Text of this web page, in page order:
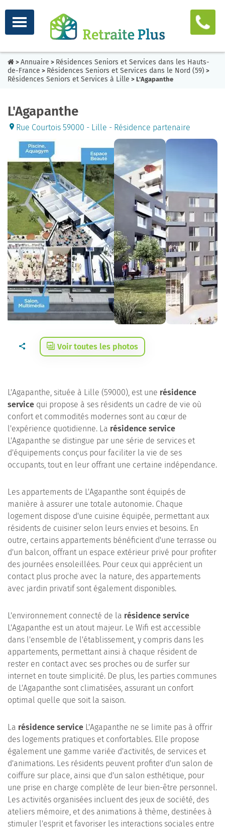
> Annuaire > Résidences Seniors et Services dans les Hauts-
de-France > Résidences Seniors et Services dans le Nord (59) >
Résidences Seniors et Services à Lille > L'Agapanthe
L'Agapanthe
Rue Courtois 59000 - Lille - Résidence partenaire
Voir toutes les photos
L'Agapanthe, située à Lille (59000), est une résidence
service qui propose à ses résidents un cadre de vie où
confort et commodités modernes sont au cœur de
l'expérience quotidienne. La résidence service
L'Agapanthe se distingue par une série de services et
d'équipements conçus pour faciliter la vie de ses
occupants, tout en leur offrant une certaine indépendance.
Les appartements de L'Agapanthe sont équipés de
manière à assurer une totale autonomie. Chaque
logement dispose d'une cuisine équipée, permettant aux
résidents de cuisiner selon leurs envies et besoins. En
outre, certains appartements bénéficient d'une terrasse ou
d'un balcon, offrant un espace extérieur privé pour profiter
des journées ensoleillées. Pour ceux qui apprécient un
contact plus proche avec la nature, des appartements
avec jardin privatif sont également disponibles.
L'environnement connecté de la résidence service
L'Agapanthe est un atout majeur. Le Wifi est accessible
dans l'ensemble de l'établissement, y compris dans les
appartements, permettant ainsi à chaque résident de
rester en contact avec ses proches ou de surfer sur
internet en toute simplicité. De plus, les parties communes
de L'Agapanthe sont climatisées, assurant un confort
optimal quelle que soit la saison.
La résidence service L'Agapanthe ne se limite pas à offrir
des logements pratiques et confortables. Elle propose
également une gamme variée d'activités, de services et
d'animations. Les résidents peuvent profiter d'un salon de
coiffure sur place, ainsi que d'un salon esthétique, pour
une prise en charge complète de leur bien-être personnel.
Les activités organisées incluent des jeux de société, des
ateliers mémoire, et des animations à thème, destinées à
stimuler l'esprit et favoriser les interactions sociales entre